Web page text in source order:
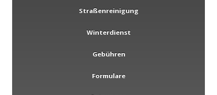
Straßenreinigung
Winterdienst
Gebühren
Formulare